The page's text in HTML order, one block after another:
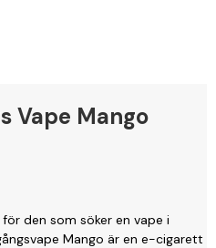
Vape Mango
den som söker en vape i
Mango är en e-cigarett